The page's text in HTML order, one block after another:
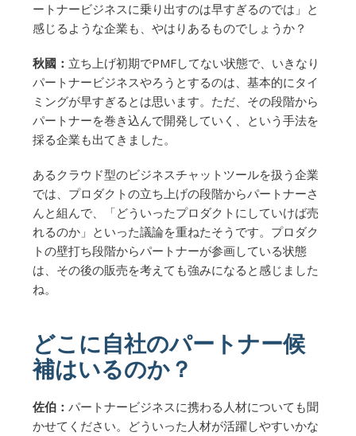
ートナービジネスに乗り出すのは早すぎるのでは」と
感じるような企業も、やはりあるものでしょうか？
秋國： 立ち上げ初期でPMFしてない状態で、いきなり
パートナービジネスやろうとするのは、基本的にタイ
ミングが早すぎるとは思います。ただ、その段階から
パートナーを巻き込んで開発していく、という手法を
採る企業も出てきました。
あるクラウド型のビジネスチャットツールを扱う企業
では、プロダクトの立ち上げの段階からパートナーさ
んと組んで、「どういったプロダクトにしていけば売
れるのか」といった議論を重ねたそうです。プロダク
トの壁打ち段階からパートナーが参画している状態
は、その後の販売を考えても強みになると感じました
ね。
どこに自社のパートナー候
補はいるのか？
佐伯： パートナービジネスに携わる人材についても聞
かせてください。どういった人材が活躍しやすいかな